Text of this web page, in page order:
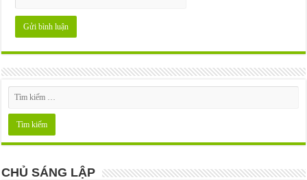
CHỦ SÁNG LẬP